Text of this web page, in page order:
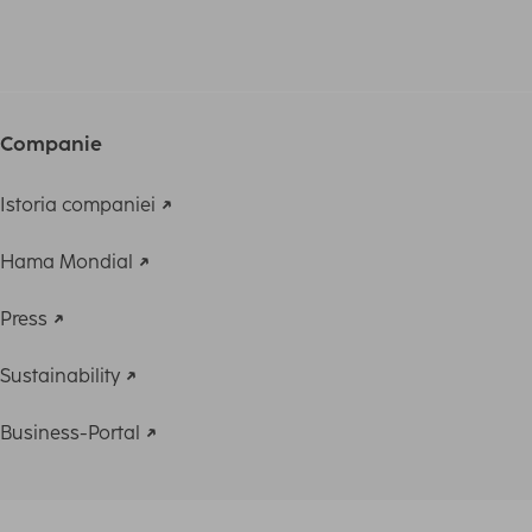
Companie
Istoria companiei
Hama Mondial
Press
Sustainability
Business-Portal